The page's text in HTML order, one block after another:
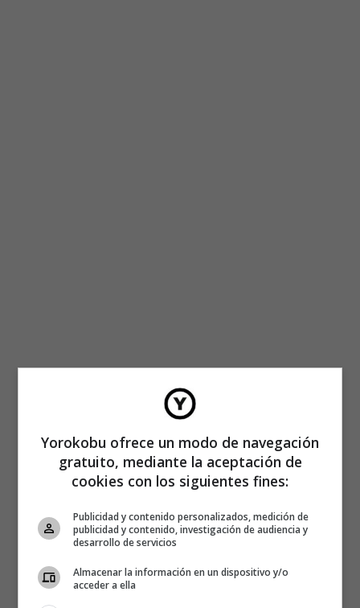
«A veces, cuando se trata de un encargo, el proceso de
creación comienza en otra persona», comenta. Sin
sorpresa en el interior. «Esa es la clave de la
Yorokobu ofrece un modo de navegación
gratuito, mediante la aceptación de
cookies con los siguientes fines:
Publicidad y contenido personalizados, medición de
publicidad y contenido, investigación de audiencia y
desarrollo de servicios
Almacenar la información en un dispositivo y/o
acceder a ella